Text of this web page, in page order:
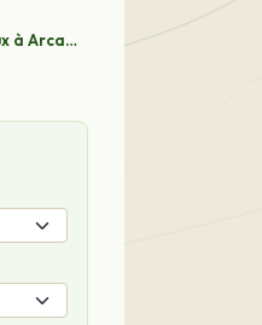
A vélo de Bordeaux à Arcachon